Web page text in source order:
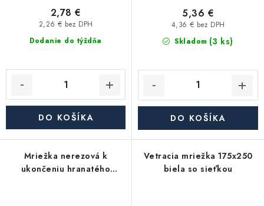
Dodanie do týždňa
2,26 € bez DPH
2,78 €
DO KOŠÍKA
Skladom (3 ks)
4,36 € bez DPH
5,36 €
DO KOŠÍKA
Mriežka nerezová k
ukončeniu hranatého
Vetracia mriežka 175x250
biela so sieťkou